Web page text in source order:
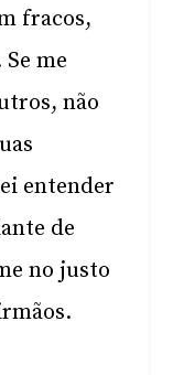
fracos,
me
não
entender
de
no justo